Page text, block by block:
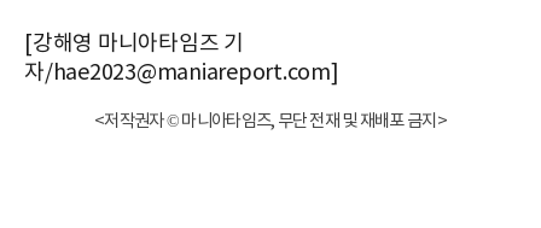
[강해영 마니아타임즈 기
자/hae2023@maniareport.com]
<저작권자 © 마니아타임즈, 무단 전재 및 재배포 금지>